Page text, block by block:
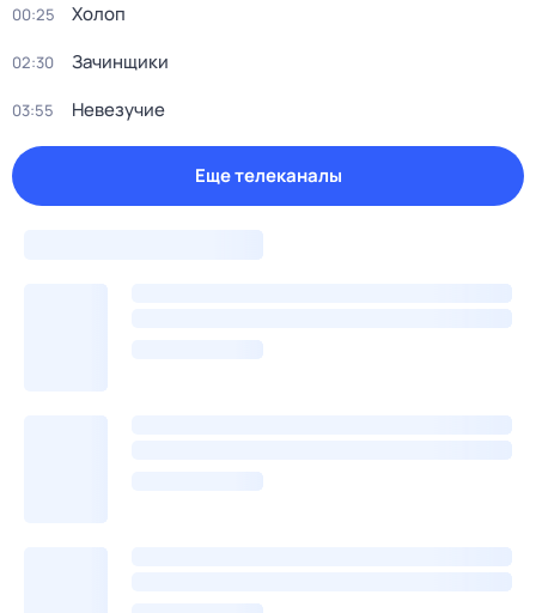
00:25 Холоп
02:30 Зачинщики
03:55 Невезучие
Еще телеканалы